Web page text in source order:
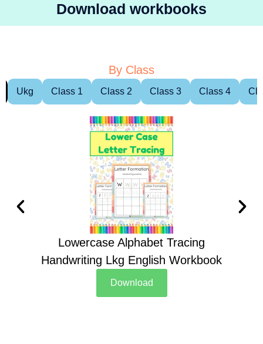
Download workbooks
By Class
Ukg Class 1 Class 2 Class 3 Class 4
Lowercase Alphabet Tracing
Handwriting Lkg English Workbook
Download